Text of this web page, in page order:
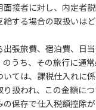
面接者に対し、内定者
する場合の取扱いはど
張旅費、宿泊費、日
うち、その旅行に通
いては、課税仕入れに
り扱われ、この金額に
の保存で仕入税額控除